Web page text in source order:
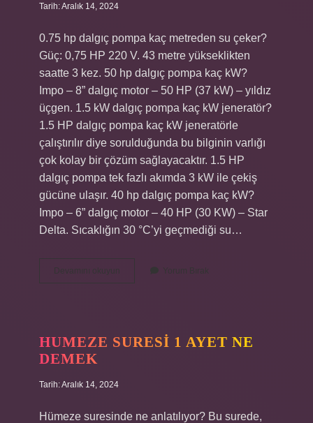
Tarih: Aralık 14, 2024
0.75 hp dalgıç pompa kaç metreden su çeker?
Güç: 0,75 HP 220 V. 43 metre yükseklikten
saatte 3 kez. 50 hp dalgıç pompa kaç kW?
Impo – 8” dalgıç motor – 50 HP (37 kW) – yıldız
üçgen. 1.5 kW dalgıç pompa kaç kW jeneratör?
1.5 HP dalgıç pompa kaç kW jeneratörle
çalıştırılır diye sorulduğunda bu bilginin varlığı
çok kolay bir çözüm sağlayacaktır. 1.5 HP
dalgıç pompa tek fazlı akımda 3 kW ile çekiş
gücüne ulaşır. 40 hp dalgıç pompa kaç kW?
Impo – 6” dalgıç motor – 40 HP (30 KW) – Star
Delta. Sıcaklığın 30 °C’yi geçmediği su…
HUMEZE SURESI 1 AYET NE
DEMEK
Tarih: Aralık 14, 2024
Hümeze suresinde ne anlatılıyor? Bu surede,